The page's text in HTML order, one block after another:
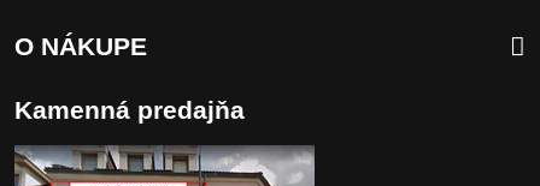
O NÁKUPE
Kamenná predajňa